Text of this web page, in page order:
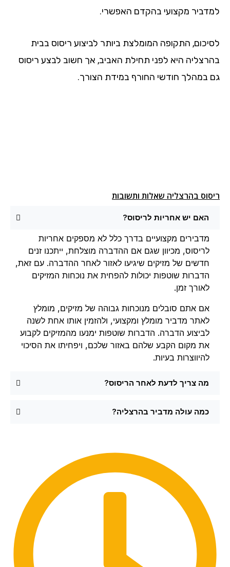
למדביר מקצועי בהקדם האפשרי.
לסיכום, התקופה המומלצת ביותר לביצוע ריסוס בבית
בהרצליה היא לפני תחילת האביב, אך חשוב לבצע ריסוס
גם במהלך חודשי החורף במידת הצורך.
ריסוס בהרצליה שאלות ותשובות
האם יש אחריות לריסוס?
מדבירים מקצועיים בדרך כלל לא מספקים אחריות
לריסוס, מכיוון שגם אם ההדברה מוצלחת, ייתכנו זנים
חדשים של מזיקים שיגיעו לאזור לאחר ההדברה. עם זאת,
הדברות שוטפות יכולות להפחית את נוכחות המזיקים
לאורך זמן.
אם אתם סובלים מנוכחות גבוהה של מזיקים, מומלץ
לאתר מדביר מומלץ ומקצועי, ולהזמין אותו אחת לשנה
לביצוע הדברה. הדברות שוטפות ימנעו מהמזיקים לקבוע
את מקום הקבע שלהם באזור שלכם, ויפחיתו את הסיכוי
להיווצרות בעיות.
מה צריך לדעת לאחר הריסוס?
כמה עולה מדביר בהרצליה?